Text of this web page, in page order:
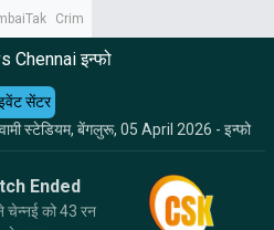
CrimeTak
Chennai इन्फो
स्टेडियम, बेंगलुरू, 05 April 2026 - इन्फो
सेंटर
Ended
चेन्नई को 43 रन